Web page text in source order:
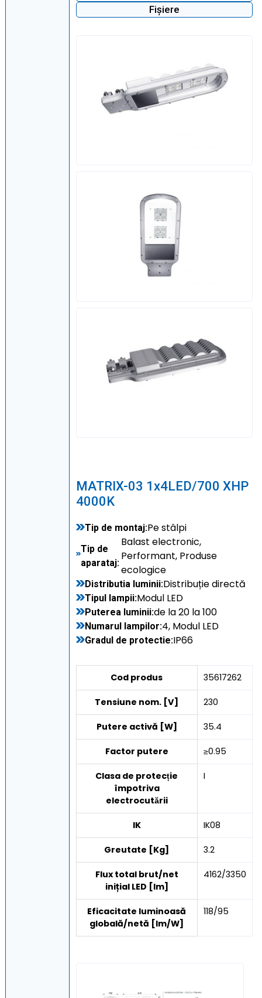
Fișiere
MATRIX-03 1x4LED/700 XHP
4000K
Tip de montaj:Pe stâlpi
Tip de
aparataj:
Balast electronic,
Performant, Produse
ecologice
Distributia luminii:Distribuție directă
Tipul lampii:Modul LED
Puterea luminii:de la 20 la 100
Numarul lampilor:4, Modul LED
Gradul de protectie:IP66
Cod produs 35617262
Tensiune nom. [V] 230
Putere activă [W] 35.4
Factor putere ≥0.95
Clasa de protecție
împotriva
electrocutării
I
IK IK08
Greutate [Kg] 3.2
Flux total brut/net
inițial LED [lm]
4162/3350
Eficacitate luminoasă
globală/netă [lm/W]
118/95